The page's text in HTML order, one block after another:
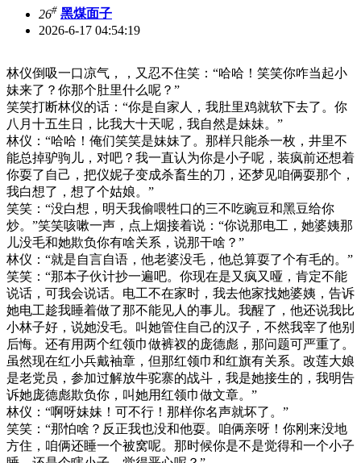
26# 黑煤面子
2026-6-17 04:54:19
林仪倒吸一口凉气，，又忍不住笑：“哈哈！笑笑你咋当起小
妹来了？你那个肚里什么呢？”
笑笑打断林仪的话：“你是自家人，我肚里鸡就软下去了。你
八月十五生日，比我大十天呢，我自然是妹妹。”
林仪：“哈哈！俺们笑笑是妹妹了。那样只能杀一枚，井里不
能总掉驴驹儿，对吧？我一直认为你是小子呢，装疯前还想着
你耍了自己，把仪妮子变成杀畜生的刀，还梦见咱俩耍那个，
我白想了，想了个姑娘。”
笑笑：“没白想，明天我偷喂牲口的三不吃豌豆和黑豆给你
炒。”笑笑咳嗽一声，点上烟接着说：“你说那电工，她婆姨那
儿没毛和她欺负你有啥关系，说那干啥？”
林仪：“就是自言自语，他老婆没毛，他总算耍了个有毛的。”
笑笑：“那本子伙计抄一遍吧。你现在是又疯又哑，肯定不能
说话，可我会说话。电工不在家时，我去他家找她婆姨，告诉
她电工趁我睡着做了那不能见人的事儿。我醒了，他还说我比
小林子好，说她没毛。叫她管住自己的汉子，不然我宰了他别
后悔。还有用两个红领巾做裤衩的庞德彪，那问题可严重了。
虽然现在红小兵戴袖章，但那红领巾和红旗有关系。改莲大娘
是老党员，参加过解放牛驼寨的战斗，我是她接生的，我明告
诉她庞德彪欺负你，叫她用红领巾做文章。”
林仪：“啊呀妹妹！可不行！那样你名声就坏了。”
笑笑：“那怕啥？反正我也没和他耍。咱俩亲呀！你刚来没地
方住，咱俩还睡一个被窝呢。那时候你是不是觉得和一个小子